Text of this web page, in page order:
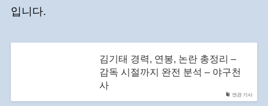
입니다.
연관 기사
김기태 경력, 연봉, 논란 총정리 –
감독 시절까지 완전 분석 – 야구천
사